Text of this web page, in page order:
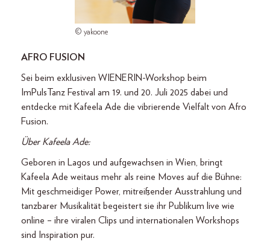
© yakoone
AFRO FUSION
Sei beim exklusiven WIENERIN-Workshop beim
ImPulsTanz Festival am 19. und 20. Juli 2025 dabei und
entdecke mit Kafeela Ade die vibrierende Vielfalt von Afro
Fusion.
Über Kafeela Ade:
Geboren in Lagos und aufgewachsen in Wien, bringt
Kafeela Ade weitaus mehr als reine Moves auf die Bühne:
Mit geschmeidiger Power, mitreißender Ausstrahlung und
tanzbarer Musikalität begeistert sie ihr Publikum live wie
online – ihre viralen Clips und internationalen Workshops
sind Inspiration pur.